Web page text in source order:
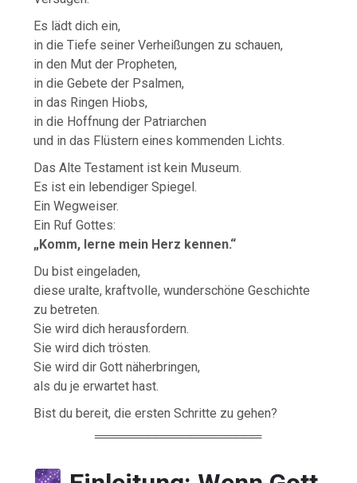
Es lädt dich ein,
in die Tiefe seiner Verheißungen zu schauen,
in den Mut der Propheten,
in die Gebete der Psalmen,
in das Ringen Hiobs,
in die Hoffnung der Patriarchen
und in das Flüstern eines kommenden Lichts.
Das Alte Testament ist kein Museum.
Es ist ein lebendiger Spiegel.
Ein Wegweiser.
Ein Ruf Gottes:
„Komm, lerne mein Herz kennen.“
Du bist eingeladen,
diese uralte, kraftvolle, wunderschöne Geschichte
zu betreten.
Sie wird dich herausfordern.
Sie wird dich trösten.
Sie wird dir Gott näherbringen,
als du je erwartet hast.
Bist du bereit, die ersten Schritte zu gehen?
═══════════════════